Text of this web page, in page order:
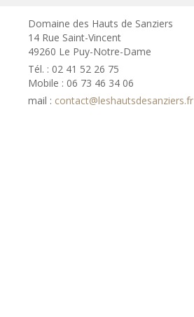
Domaine des Hauts de Sanziers
14 Rue Saint-Vincent
49260 Le Puy-Notre-Dame
Tél. : 02 41 52 26 75
Mobile : 06 73 46 34 06
mail : contact@leshautsdesanziers.fr